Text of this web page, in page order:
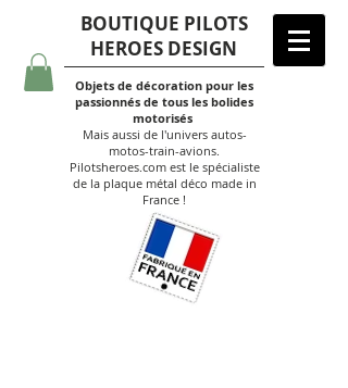
BOUTIQUE PILOTS
HEROES DESIGN
Objets de décoration pour les
passionnés de tous les bolides
motorisés
Mais aussi de l'univers autos-
motos-train-avions.
Pilotsheroes.com est le spécialiste
de la plaque métal déco made in
France !